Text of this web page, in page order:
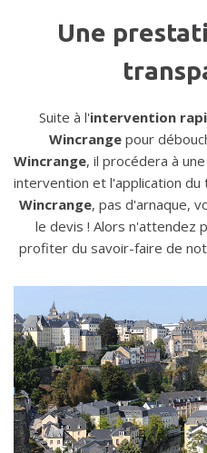
Une
Suite à l'intervention
Wincrangepour
Wincrange, il procédera à
intervention et l'application du
Wincrange, pas d'arnaque,
le devis ! Alors n'attendez
profiter du savoir-faire de